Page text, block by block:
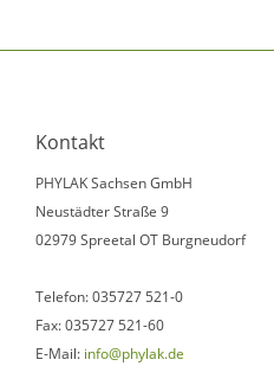
Kontakt
PHYLAK Sachsen GmbH
Neustädter Straße 9
02979 Spreetal OT Burgneudorf
Telefon: 035727 521-0
Fax: 035727 521-60
E-Mail: info@phylak.de